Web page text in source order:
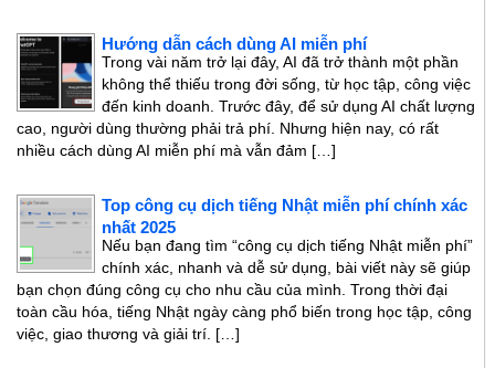
Hướng dẫn cách dùng AI miễn phí
Trong vài năm trở lại đây, AI đã trở thành một phần
không thể thiếu trong đời sống, từ học tập, công việc
đến kinh doanh. Trước đây, để sử dụng AI chất lượng
cao, người dùng thường phải trả phí. Nhưng hiện nay, có rất
nhiều cách dùng AI miễn phí mà vẫn đảm […]
Top công cụ dịch tiếng Nhật miễn phí chính xác
nhất 2025
Nếu bạn đang tìm “công cụ dịch tiếng Nhật miễn phí”
chính xác, nhanh và dễ sử dụng, bài viết này sẽ giúp
bạn chọn đúng công cụ cho nhu cầu của mình. Trong thời đại
toàn cầu hóa, tiếng Nhật ngày càng phổ biến trong học tập, công
việc, giao thương và giải trí. […]